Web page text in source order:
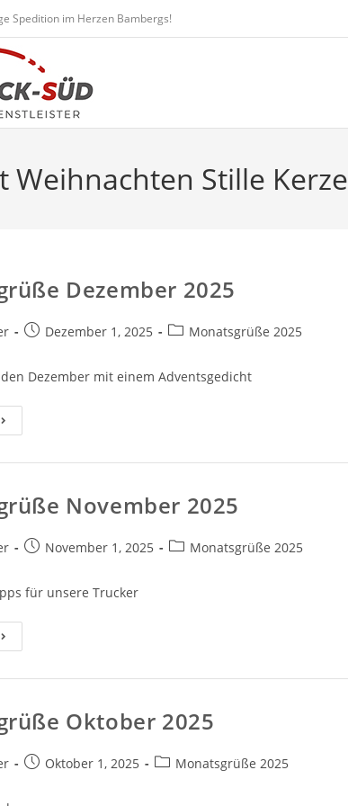
Spedition im Herzen Bambergs!
Weihnachten Stille
Dezember 2025
BeitragDezember 1, 2025
Beitrags-
Monatsgrüße 2025
Dezember mit einem Adventsgedicht
Monatsgrüße
November 2025
BeitragNovember 1, 2025
Beitrags-
Monatsgrüße 2025
für unsere Trucker
Monatsgrüße
Oktober 2025
BeitragOktober 1, 2025
Beitrags-
Monatsgrüße 2025